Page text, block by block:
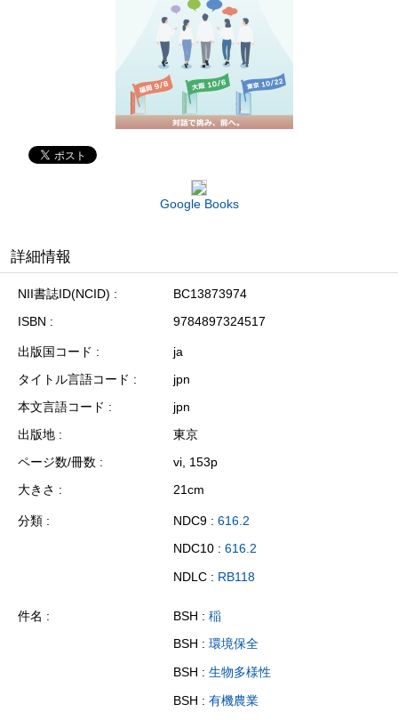
Google Books
詳細情報
NII書誌ID(NCID)
BC13873974
ISBN
9784897324517
出版国コード
ja
タイトル言語コード
jpn
本文言語コード
jpn
出版地
東京
ページ数/冊数
vi, 153p
大きさ
21cm
分類 NDC9 : 616.2
NDC10 : 616.2
NDLC : RB118
件名 BSH : 稲
BSH : 環境保全
BSH : 生物多様性
BSH : 有機農業